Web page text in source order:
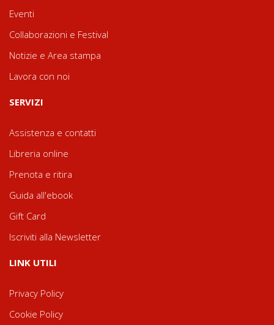
Eventi
Collaborazioni e Festival
Notizie e Area stampa
Lavora con noi
SERVIZI
Assistenza e contatti
Libreria online
Prenota e ritira
Guida all'ebook
Gift Card
Iscriviti alla Newsletter
LINK UTILI
Privacy Policy
Cookie Policy